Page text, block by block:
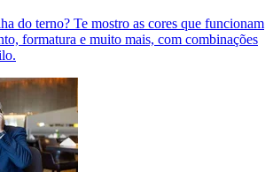
do terno? Te mostro as cores que funcionam
formatura e muito mais, com combinações